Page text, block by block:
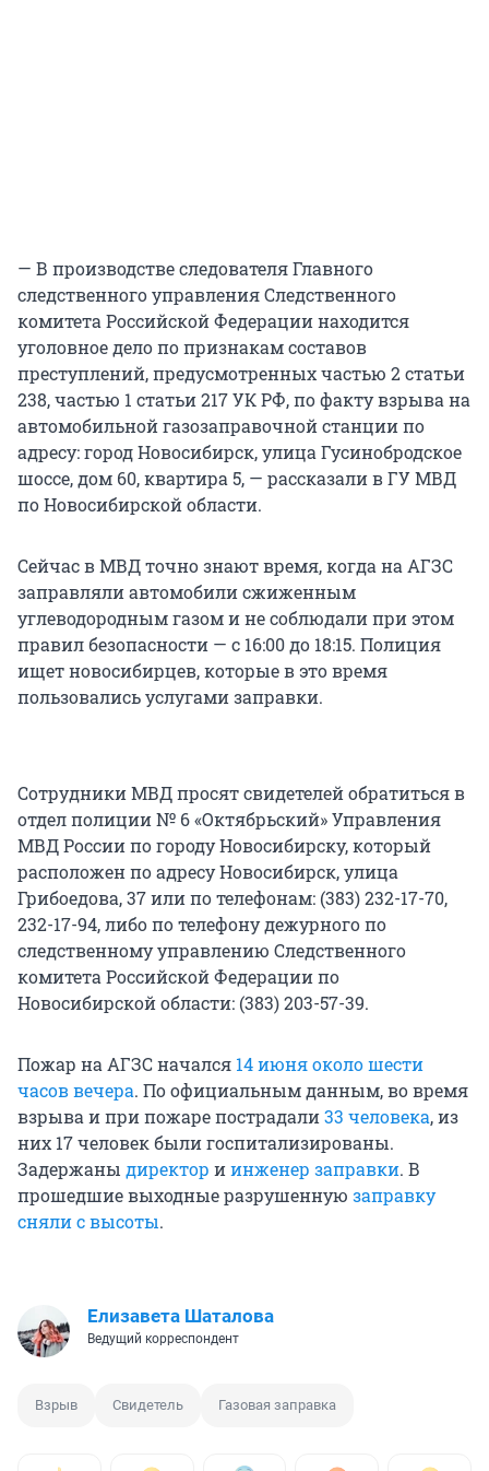
— В производстве следователя Главного
следственного управления Следственного
комитета Российской Федерации находится
уголовное дело по признакам составов
преступлений, предусмотренных частью 2 статьи
238, частью 1 статьи 217 УК РФ, по факту взрыва на
автомобильной газозаправочной станции по
адресу: город Новосибирск, улица Гусинобродское
шоссе, дом 60, квартира 5, — рассказали в ГУ МВД
по Новосибирской области.
Сейчас в МВД точно знают время, когда на АГЗС
заправляли автомобили сжиженным
углеводородным газом и не соблюдали при этом
правил безопасности — с 16:00 до 18:15. Полиция
ищет новосибирцев, которые в это время
пользовались услугами заправки.
Сотрудники МВД просят свидетелей обратиться в
отдел полиции № 6 «Октябрьский» Управления
МВД России по городу Новосибирску, который
расположен по адресу Новосибирск, улица
Грибоедова, 37 или по телефонам: (383) 232-17-70,
232-17-94, либо по телефону дежурного по
следственному управлению Следственного
комитета Российской Федерации по
Новосибирской области: (383) 203-57-39.
Пожар на АГЗС начался 14 июня около шести
часов вечера. По официальным данным, во время
взрыва и при пожаре пострадали33 человека, из
них 17 человек были госпитализированы.
Задержаны директор иинженер заправки. В
прошедшие выходные разрушенную заправку
сняли с высоты.
Елизавета Шаталова
Ведущий корреспондент
Взрыв Свидетель Газовая заправка